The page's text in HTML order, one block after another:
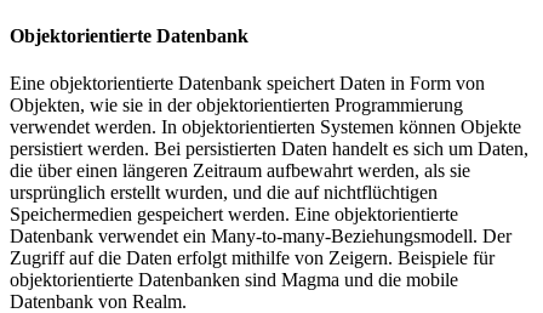
Objektorientierte Datenbank
Eine objektorientierte Datenbank speichert Daten in Form von
Objekten, wie sie in der objektorientierten Programmierung
verwendet werden. In objektorientierten Systemen können Objekte
persistiert werden. Bei persistierten Daten handelt es sich um Daten,
die über einen längeren Zeitraum aufbewahrt werden, als sie
ursprünglich erstellt wurden, und die auf nichtflüchtigen
Speichermedien gespeichert werden. Eine objektorientierte
Datenbank verwendet ein Many-to-many-Beziehungsmodell. Der
Zugriff auf die Daten erfolgt mithilfe von Zeigern. Beispiele für
objektorientierte Datenbanken sind Magma und die mobile
Datenbank von Realm.